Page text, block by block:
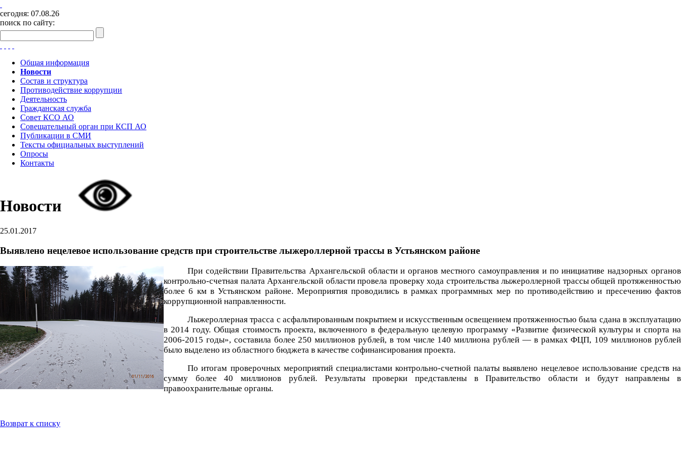
сегодня: 07.08.26
поиск по сайту:
Общая информация
Новости
Состав и структура
Противодействие коррупции
Деятельность
Гражданская служба
Совет КСО АО
Совещательный орган при КСП АО
Публикации в СМИ
Тексты официальных выступлений
Опросы
Контакты
Новости
25.01.2017
Выявлено нецелевое использование средств при строительстве лыжероллерной трассы в Устьянском районе
При содействии Правительства Архангельской области и органов местного самоуправления и по инициативе надзорных органов
контрольно-счетная палата Архангельской области провела проверку хода строительства лыжероллерной трассы общей протяженностью
более 6 км в Устьянском районе. Мероприятия проводились в рамках программных мер по противодействию и пресечению фактов
коррупционной направленности.
Лыжероллерная трасса с асфальтированным покрытием и искусственным освещением протяженностью была сдана в эксплуатацию
в 2014 году. Общая стоимость проекта, включенного в федеральную целевую программу «Развитие физической культуры и спорта на
2006-2015 годы», составила более 250 миллионов рублей, в том числе 140 миллиона рублей — в рамках ФЦП, 109 миллионов рублей
было выделено из областного бюджета в качестве софинансирования проекта.
По итогам проверочных мероприятий специалистами контрольно-счетной палаты выявлено нецелевое использование средств на
сумму более 40 миллионов рублей. Результаты проверки представлены в Правительство области и будут направлены в
правоохранительные органы.
Возврат к списку